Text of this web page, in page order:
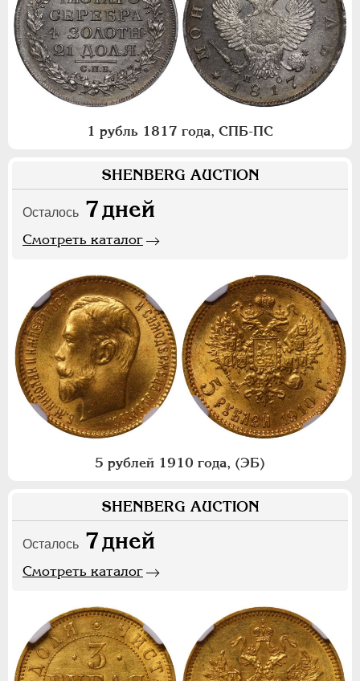
1 рубль 1817 года, СПБ-ПС
SHENBERG AUCTION
Осталось 7дней
Смотреть каталог
5 рублей 1910 года, (ЭБ)
SHENBERG AUCTION
Осталось 7дней
Смотреть каталог